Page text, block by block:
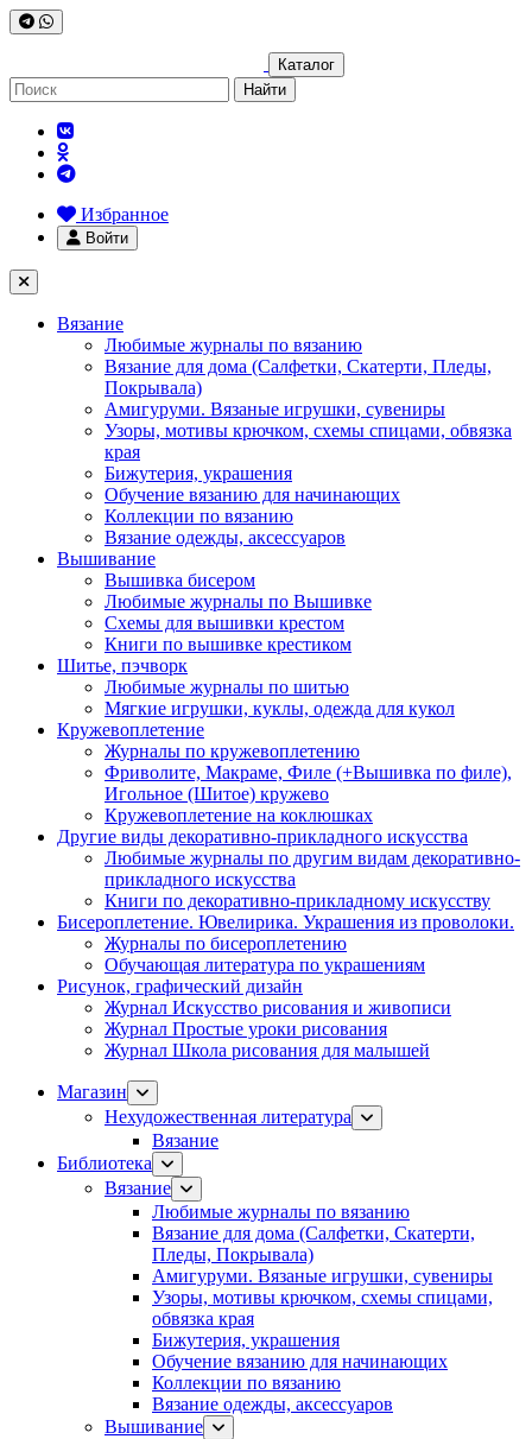
Каталог
Найти
Избранное
Войти
Вязание
Любимые журналы по вязанию
Вязание для дома (Салфетки, Скатерти, Пледы,
Покрывала)
Амигуруми. Вязаные игрушки, сувениры
Узоры, мотивы крючком, схемы спицами, обвязка
края
Бижутерия, украшения
Обучение вязанию для начинающих
Коллекции по вязанию
Вязание одежды, аксессуаров
Вышивание
Вышивка бисером
Любимые журналы по Вышивке
Схемы для вышивки крестом
Книги по вышивке крестиком
Шитье, пэчворк
Любимые журналы по шитью
Мягкие игрушки, куклы, одежда для кукол
Кружевоплетение
Журналы по кружевоплетению
Фриволите, Макраме, Филе (+Вышивка по филе),
Игольное (Шитое) кружево
Кружевоплетение на коклюшках
Другие виды декоративно-прикладного искусства
Любимые журналы по другим видам декоративно-
прикладного искусства
Книги по декоративно-прикладному искусству
Бисероплетение. Ювелирика. Украшения из проволоки.
Журналы по бисероплетению
Обучающая литература по украшениям
Рисунок, графический дизайн
Журнал Искусство рисования и живописи
Журнал Простые уроки рисования
Журнал Школа рисования для малышей
Магазин
Нехудожественная литература
Вязание
Библиотека
Вязание
Любимые журналы по вязанию
Вязание для дома (Салфетки, Скатерти,
Пледы, Покрывала)
Амигуруми. Вязаные игрушки, сувениры
Узоры, мотивы крючком, схемы спицами,
обвязка края
Бижутерия, украшения
Обучение вязанию для начинающих
Коллекции по вязанию
Вязание одежды, аксессуаров
Вышивание